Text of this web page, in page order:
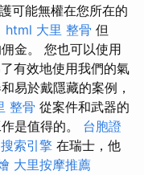
可能無權在您所在的
html 大里 整骨 但
金。 您也可以使用
有效地使用我們的氣
易於戴隱藏的案例，
整骨 從案件和武器的
是值得的。 台胞證
搜索引擎 在瑞士，他
大里按摩推薦